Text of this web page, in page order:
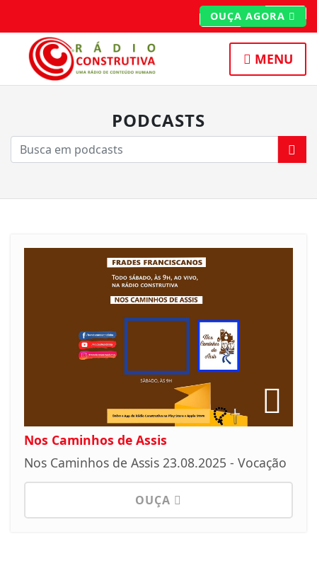
OUÇA AGORA
MENU
PODCASTS
Nos Caminhos de Assis
Nos Caminhos de Assis 23.08.2025 - Vocação
OUÇA